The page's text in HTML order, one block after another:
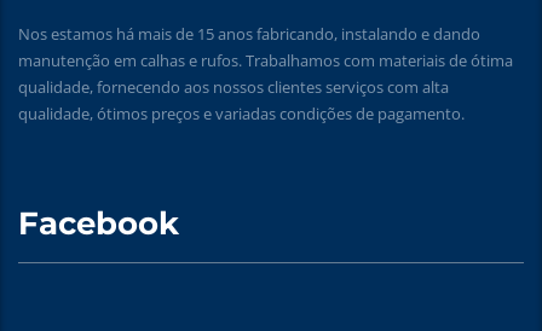
Nos estamos há mais de 15 anos fabricando, instalando e dando
manutenção em calhas e rufos. Trabalhamos com materiais de ótima
qualidade, fornecendo aos nossos clientes serviços com alta
qualidade, ótimos preços e variadas condições de pagamento.
Facebook